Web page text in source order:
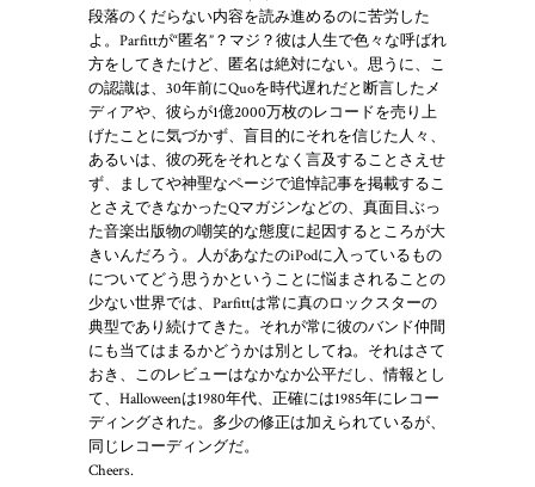
段落のくだらない内容を読み進めるのに苦労した
よ。Parfittが“匿名”？マジ？彼は人生で色々な呼ばれ
方をしてきたけど、匿名は絶対にない。思うに、こ
の認識は、30年前にQuoを時代遅れだと断言したメ
ディアや、彼らが1億2000万枚のレコードを売り上
げたことに気づかず、盲目的にそれを信じた人々、
あるいは、彼の死をそれとなく言及することさえせ
ず、ましてや神聖なページで追悼記事を掲載するこ
とさえできなかったQマガジンなどの、真面目ぶっ
た音楽出版物の嘲笑的な態度に起因するところが大
きいんだろう。人があなたのiPodに入っているもの
についてどう思うかということに悩まされることの
少ない世界では、Parfittは常に真のロックスターの
典型であり続けてきた。それが常に彼のバンド仲間
にも当てはまるかどうかは別としてね。それはさて
おき、このレビューはなかなか公平だし、情報とし
て、Halloweenは1980年代、正確には1985年にレコー
ディングされた。多少の修正は加えられているが、
同じレコーディングだ。
Cheers.